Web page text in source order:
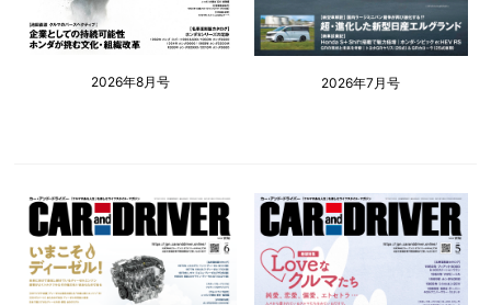
2026年8月号 2026年7月号